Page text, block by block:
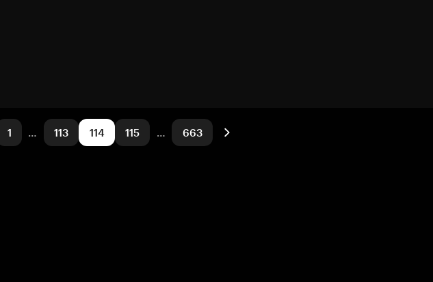
1 … 113 114 115 … 663